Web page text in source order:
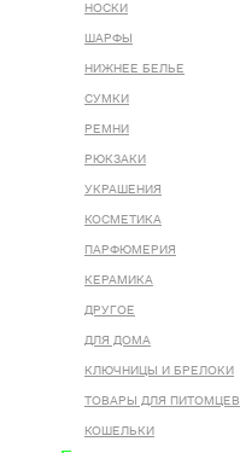
НОСКИ
ШАРФЫ
НИЖНЕЕ БЕЛЬЕ
СУМКИ
РЕМНИ
РЮКЗАКИ
УКРАШЕНИЯ
КОСМЕТИКА
ПАРФЮМЕРИЯ
КЕРАМИКА
ДРУГОЕ
ДЛЯ ДОМА
КЛЮЧНИЦЫ И БРЕЛОКИ
ТОВАРЫ ДЛЯ ПИТОМЦЕВ
КОШЕЛЬКИ